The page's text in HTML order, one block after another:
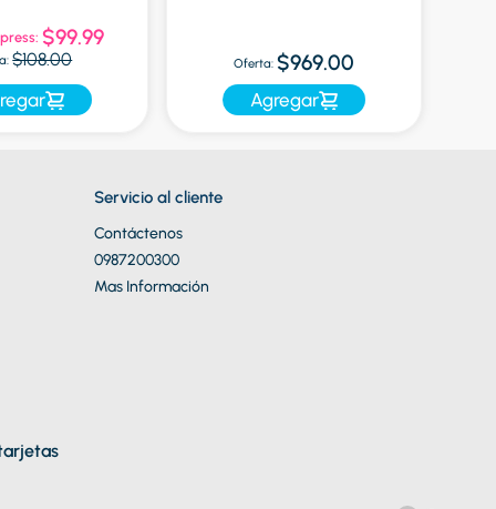
$99.99
$108.00 Oferta: $969.00
Agregar
Servicio al cliente
Contáctenos
0987200300
Mas Información